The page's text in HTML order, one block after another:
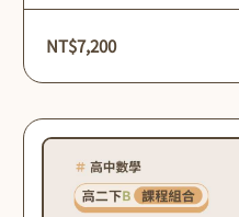
NT$7,200
原
格：
目
前
價
格：